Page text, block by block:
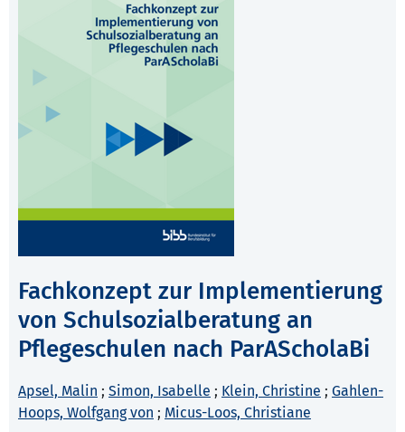
Fachkonzept zur Implementierung
von Schulsozialberatung an
Pflegeschulen nach ParAScholaBi
Apsel, Malin ; Simon, Isabelle ; Klein, Christine ; Gahlen-
Hoops, Wolfgang von ; Micus-Loos, Christiane